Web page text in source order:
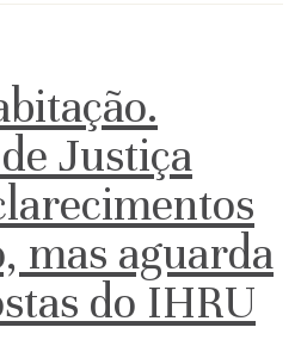
Justiça
mas aguarda
do IHRU